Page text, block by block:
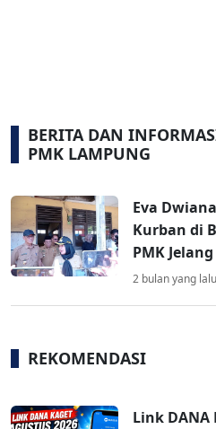
BERITA DAN
PMK LAMPUNG
Eva
Kurban di
PMK
2 bulan yang lalu
REKOMENDASI
Link DANA